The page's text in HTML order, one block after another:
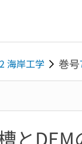
海岸工学 巻号
と